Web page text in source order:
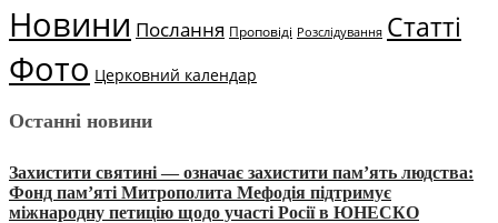
Новини Послання Проповіді Розслідування Статті
Фото Церковний календар
Останні новини
Захистити святині — означає захистити пам’ять людства:
Фонд пам’яті Митрополита Мефодія підтримує
міжнародну петицію щодо участі Росії в ЮНЕСКО